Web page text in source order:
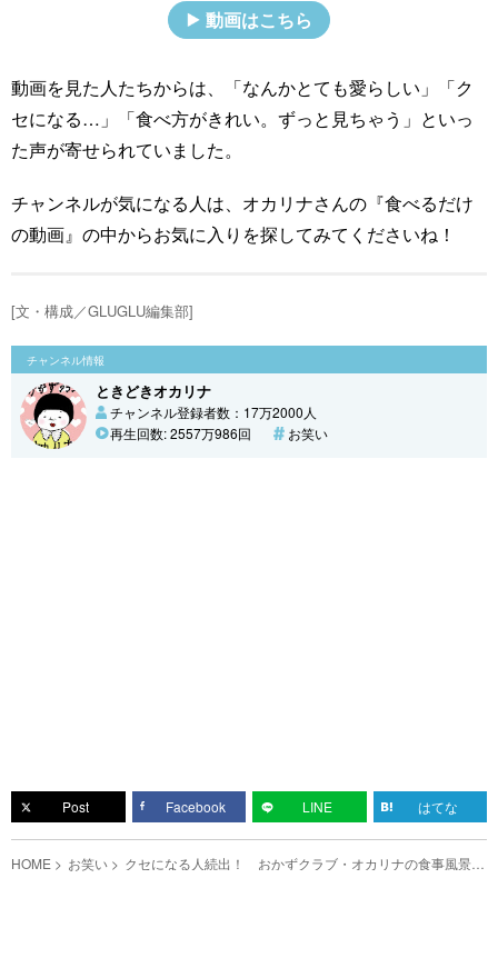
動画はこちら
動画を見た人たちからは、「なんかとても愛らしい」「ク
セになる…」「食べ方がきれい。ずっと見ちゃう」といっ
た声が寄せられていました。
チャンネルが気になる人は、オカリナさんの『食べるだけ
の動画』の中からお気に入りを探してみてくださいね！
[文・構成／GLUGLU編集部]
チャンネル情報
ときどきオカリナ
チャンネル登録者数：17万2000人
再生回数: 2557万986回
お笑い
Post Facebook LINE はてな
HOME お笑い クセになる人続出！ おかずクラブ・オカリナの食事風景に
ハマる？！